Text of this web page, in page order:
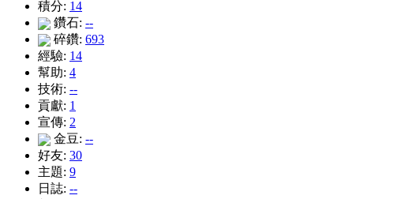
積分: 14
鑽石: --
碎鑽: 693
經驗: 14
幫助: 4
技術: --
貢獻: 1
宣傳: 2
金豆: --
好友: 30
主題: 9
日誌: --